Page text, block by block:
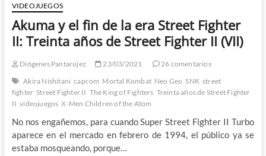
VIDEOJUEGOS
Akuma y el fin de la era Street Fighter
II: Treinta años de Street Fighter II (VII)
Diógenes Pantarújez 23/03/2021
26 comentarios
Akira Nishitani capcom Mortal Kombat Neo Geo SNK street
fighter Street Fighter II The King of Fighters Treinta años de Street Fighter
II videojuegos X-Men Children of the Atom
No nos engañemos, para cuando Super Street Fighter II Turbo
aparece en el mercado en febrero de 1994, el público ya se
estaba mosqueando, porque…